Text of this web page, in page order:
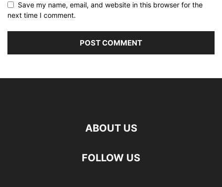
Save my name, email, and website in this browser for the
next time I comment.
ABOUT US
FOLLOW US